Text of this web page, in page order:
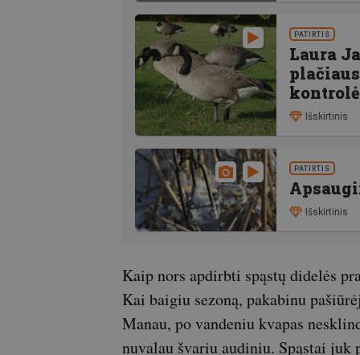
PATIRTIS
Laura
Išskirtinis
PATIRTIS
Išskirtinis
Kaip nors apdirbti spąstų didelės
Kai baigiu sezoną, pakabinu
Manau, po vandeniu kvapas
nuvalau švariu audiniu. Spąstai